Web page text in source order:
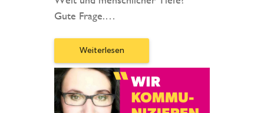
Gute Frage.…
Weiterlesen